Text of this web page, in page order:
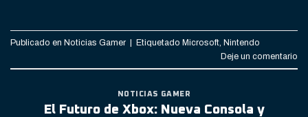
Publicado en Noticias Gamer | Etiquetado Microsoft Nintendo
Deje un comentario
NOTICIAS GAMER
El Futuro de Xbox: Nueva Consola y